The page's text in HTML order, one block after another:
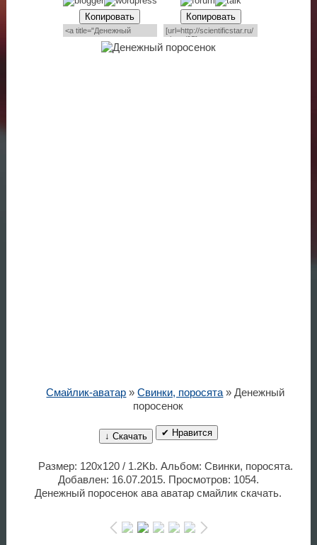
Копировать Копировать
Смайлик-аватар »Свинки, поросята » Денежный
поросенок
↓ Скачать ✔ Нравится
Размер: 120x120 / 1.2Kb. Альбом: Свинки, поросята.
Добавлен: 16.07.2015. Просмотров: 1054.
Денежный поросенок ава аватар смайлик скачать.